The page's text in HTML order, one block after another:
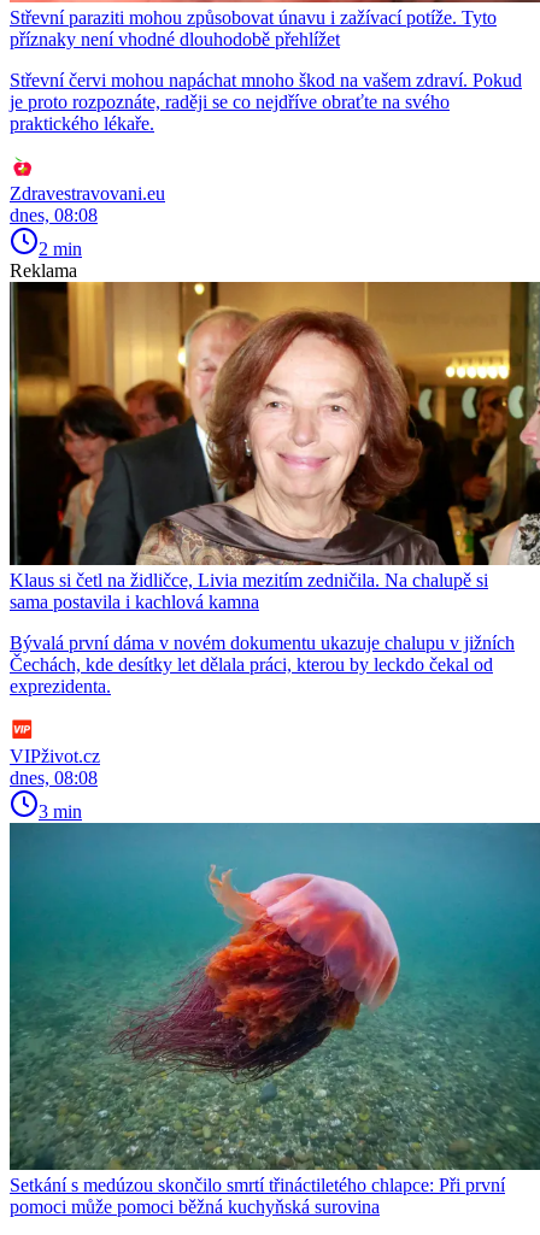
Střevní paraziti mohou způsobovat únavu i zažívací potíže. Tyto
příznaky není vhodné dlouhodobě přehlížet
Střevní červi mohou napáchat mnoho škod na vašem zdraví. Pokud
je proto rozpoznáte, raději se co nejdříve obraťte na svého
praktického lékaře.
Zdravestravovani.eu
dnes, 08:08
2 min
Reklama
Klaus si četl na židličce, Livia mezitím zedničila. Na chalupě si
sama postavila i kachlová kamna
Bývalá první dáma v novém dokumentu ukazuje chalupu v jižních
Čechách, kde desítky let dělala práci, kterou by leckdo čekal od
exprezidenta.
VIPživot.cz
dnes, 08:08
3 min
Setkání s medúzou skončilo smrtí třináctiletého chlapce: Při první
pomoci může pomoci běžná kuchyňská surovina